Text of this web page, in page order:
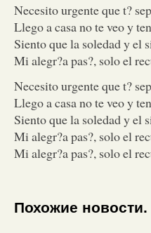
Necesito urgente que t?
Llego a casa no te veo y
Siento que la soledad y el
Mi alegr?a pas?, solo el
Necesito urgente que t?
Llego a casa no te veo y
Siento que la soledad y el
Mi alegr?a pas?, solo el
Mi alegr?a pas?, solo el
Похожие новости.